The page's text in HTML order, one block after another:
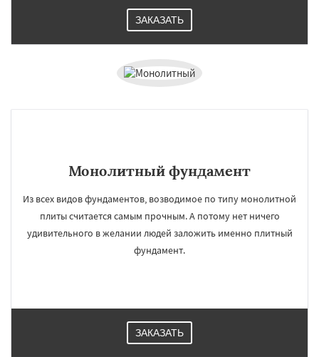
ЗАКАЗАТЬ
Монолитный фундамент
Из всех видов фундаментов, возводимое по типу монолитной
плиты считается самым прочным. А потому нет ничего
удивительного в желании людей заложить именно плитный
фундамент.
ЗАКАЗАТЬ